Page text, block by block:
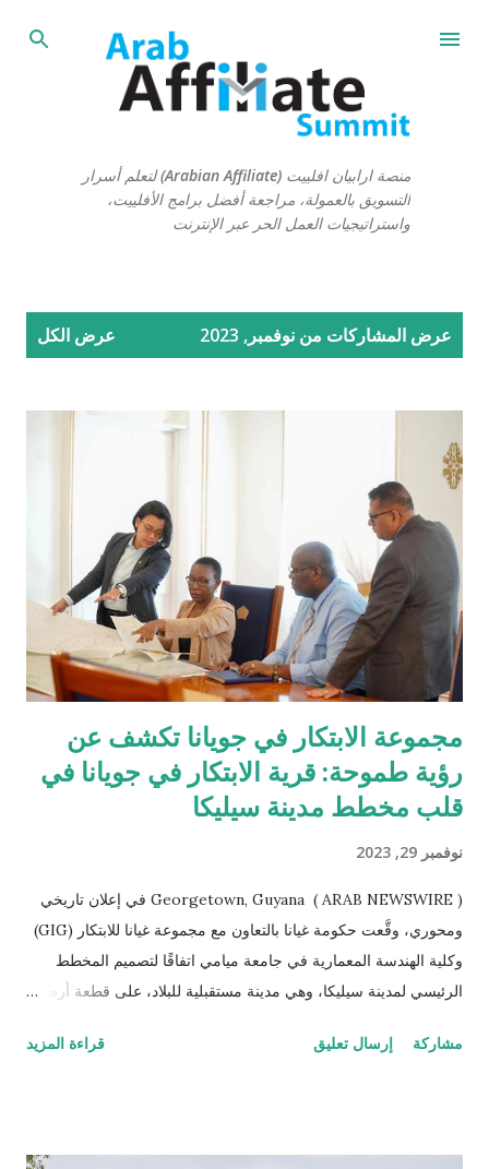
التخطي إلى المحتوى الرئيسي
منصة ارابيان افلييت (Arabian Affiliate) لتعلم أسرار
التسويق بالعمولة، مراجعة أفضل برامج الأفلييت،
واستراتيجيات العمل الحر عبر الإنترنت
عرض المشاركات من نوفمبر, 2023 عرض الكل
مجموعة الابتكار في جويانا تكشف عن
رؤية طموحة: قرية الابتكار في جويانا في
قلب مخطط مدينة سيليكا
نوفمبر 29, 2023
Georgetown, Guyana ( ARAB NEWSWIRE ) في إعلان تاريخي
ومحوري، وقَّعت حكومة غيانا بالتعاون مع مجموعة غيانا للابتكار (GIG)
وكلية الهندسة المعمارية في جامعة ميامي اتفاقًا لتصميم المخطط
الرئيسي لمدينة سيليكا، وهي مدينة مستقبلية للبلاد، على قطعة أرض
كيلومتراً في الداخل من العاصمة الحالية جورجتاون. سيتم تصميم
مشاركة إرسال تعليق قراءة المزيد